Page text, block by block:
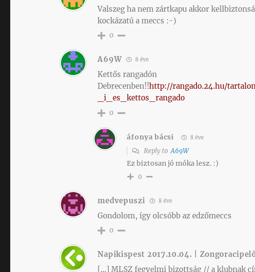
Valszeg ha nem zártkapu akkor
kockázatú a meccs :-)
0
A69W 8 éve
Kettős rangadón
Debrecenben!!http://rangado.24.hu/
_i_es_kettos_rangado
0
áfonya bácsi 8 éve
Reply toA69W
Ez biztosan jó móka lesz. :)
0
medvepuszi 8 éve
Gondolom, így olcsóbb az edzőmeccs
0
Napikispest 2017.10.04. |
[…] MLSZ fegyelmi bizottság // a klubnak